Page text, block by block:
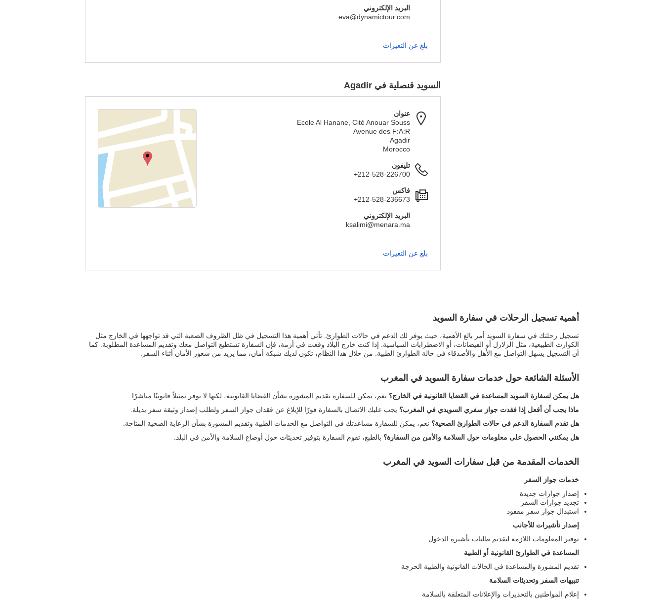
أهمية تسجيل الرحلات في سفارة السويد
تسجيل رحلتك في سفارة السويد أمر بالغ الأهمية، حيث يوفر لك الدعم في حالات الطوارئ. تأتي أهمية هذا التسجيل في ظل الظروف الصعبة التي قد تواجهها في الخارج مثل
الكوارث الطبيعية، مثل الزلازل أو الفيضانات، أو الاضطرابات السياسية. إذا كنت خارج البلاد وقعت في أزمة، فإن السفارة تستطيع التواصل معك وتقديم المساعدة المطلوبة. كما
أن التسجيل يسهل التواصل مع الأهل والأصدقاء في حالة الطوارئ الطبية. من خلال هذا النظام، تكون لديك شبكة أمان، مما يزيد من شعور الأمان أثناء السفر.
الأسئلة الشائعة حول خدمات سفارة السويد في المغرب
هل يمكن لسفارة السويد المساعدة في القضايا القانونية في الخارج؟ نعم، يمكن للسفارة تقديم المشورة بشأن القضايا القانونية، لكنها لا توفر تمثيلاً قانونيًا مباشرًا.
ماذا يجب أن أفعل إذا فقدت جواز سفري السويدي في المغرب؟ يجب عليك الاتصال بالسفارة فورًا للإبلاغ عن فقدان جواز السفر ولطلب إصدار وثيقة سفر بديلة.
هل تقدم السفارة الدعم في حالات الطوارئ الصحية؟ نعم، يمكن للسفارة مساعدتك في التواصل مع الخدمات الطبية وتقديم المشورة بشأن الرعاية الصحية المتاحة.
هل يمكنني الحصول على معلومات حول السلامة والأمن من السفارة؟ بالطبع، تقوم السفارة بتوفير تحديثات حول أوضاع السلامة والأمن في البلد.
الخدمات المقدمة من قبل سفارات السويد في المغرب
خدمات جواز السفر
إصدار جوازات جديدة
تجديد جوازات السفر
استبدال جواز سفر مفقود
إصدار تأشيرات للأجانب
توفير المعلومات اللازمة لتقديم طلبات تأشيرة الدخول
المساعدة في الطوارئ القانونية أو الطبية
تقديم المشورة والمساعدة في الحالات القانونية والطبية الحرجة
تنبيهات السفر وتحديثات السلامة
إعلام المواطنين بالتحذيرات والإعلانات المتعلقة بالسلامة
البريد الإلكتروني
eva@dynamictour.com
بلغ عن التغيرات
السويد قنصلية في Agadir
عنوان
Ecole Al Hanane, Cité Anouar Souss
Avenue des F:A:R
Agadir
Morocco
تليفون
+212-528-226700
فاكس
+212-528-236673
البريد الإلكتروني
ksalimi@menara.ma
بلغ عن التغيرات